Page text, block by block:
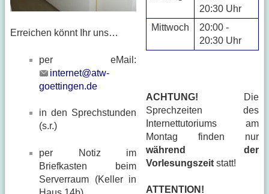
Erreichen könnt Ihr uns…
per eMail:
internet@atw-
goettingen.de
in den Sprechstunden
(s.r.)
per Notiz im
Briefkasten beim
Serverraum (Keller in
20:30 Uhr
Mittwoch
20:00 -
20:30 Uhr
ACHTUNG! Die
Sprechzeiten des
Internettutoriums am
Montag finden nur
während der
Vorlesungszeit statt!
ATTENTION!